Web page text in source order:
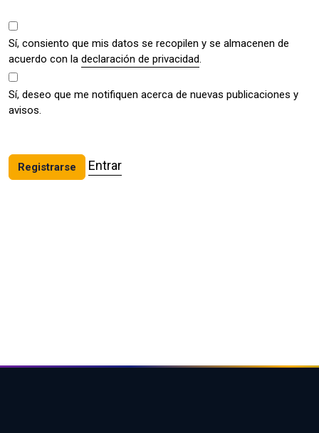
Sí, consiento que mis datos se recopilen y se almacenen de
acuerdo con la declaración de privacidad
Sí, deseo que me notifiquen acerca de nuevas publicaciones y
avisos.
Registrarse Entrar